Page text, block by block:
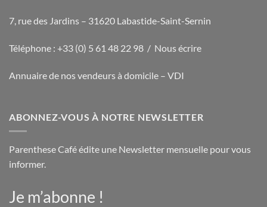
7, rue des Jardins – 31620 Labastide-Saint-Sernin
Téléphone : +33 (0) 5 61 48 22 98 / Nous écrire
Annuaire de nos vendeurs à domicile – VDI
ABONNEZ-VOUS À NOTRE NEWSLETTER
Parenthese Café édite une Newsletter mensuelle pour vous
informer.
Je m’abonne !